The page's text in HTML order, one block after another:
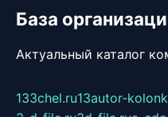
База
Актуальный каталог
133chel.ru13autor-